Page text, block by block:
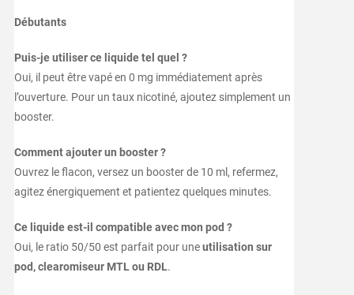
Débutants
Puis-je utiliser ce liquide tel quel ?
Oui, il peut être vapé en 0 mg immédiatement après
l’ouverture. Pour un taux nicotiné, ajoutez simplement un
booster.
Comment ajouter un booster ?
Ouvrez le flacon, versez un booster de 10 ml, refermez,
agitez énergiquement et patientez quelques minutes.
Ce liquide est-il compatible avec mon pod ?
Oui, le ratio 50/50 est parfait pour uneutilisation sur
pod, clearomiseur MTL ou RDL.